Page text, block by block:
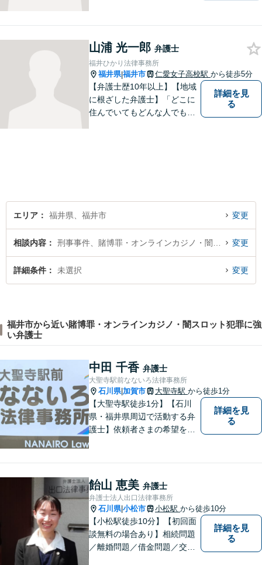
問に思ったときには、迷わず
すぐにご相談ください。一緒
に解決の方法を考えましょ
う。
山浦 光一郎 弁護士
福井ひかり法律事務所
福井県|福井市 仁愛女子高校駅 から徒歩5分
【弁護士歴10年以上】【地域
に根ざした弁護士】「どこに
住んでいてもどんな人でも等
す。
詳細を見
る
エリア 福井県、福井市 変更
相談内容 変更
詳細条件 未選択 変更
福井市から近い賭博罪・オンラインカジノ・闇スロット犯罪に強
い弁護士
中田 千香 弁護士
大聖寺駅前なないろ法律事務所
石川県|加賀市 大聖寺駅 から徒歩1分
【大聖寺駅徒歩1分】【石川
県・福井県周辺で活動する弁
護士】依頼者さまの希望を尊
軽にご相談ください。土日祝
も対応可能です。【法テラス
可】
詳細を見
る
飴山 恵美 弁護士
弁護士法人出口法律事務所
石川県|小松市 小松駅 から徒歩10分
【小松駅徒歩10分】【初回面
談無料の場合あり】相続問題
／離婚問題／借金問題／交通
詳細を見
る